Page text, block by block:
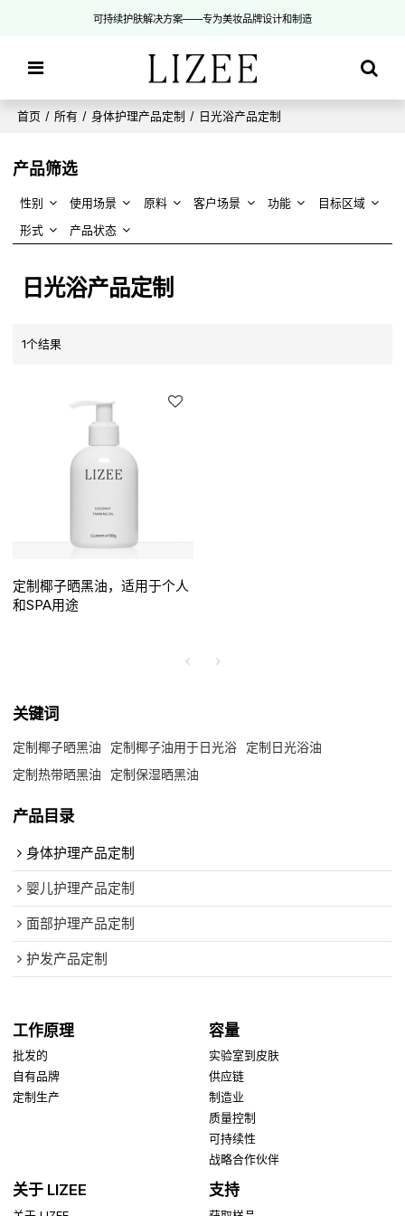
可持续护肤解决方案——专为美妆品牌设计和制造
首页 / 所有 / 身体护理产品定制 / 日光浴产品定制
产品筛选
性别 使用场景 原料 客户场景 功能
目标区域
形式
产品状态
日光浴产品定制
1个结果
定制椰子晒黑油，适用于个人
和SPA用途
关键词
定制椰子晒黑油 定制椰子油用于日光浴
定制日光浴油
定制热带晒黑油
定制保湿晒黑油
产品目录
身体护理产品定制
婴儿护理产品定制
面部护理产品定制
护发产品定制
工作原理
批发的
自有品牌
定制生产
容量
实验室到皮肤
供应链
制造业
质量控制
可持续性
战略合作伙伴
关于 LIZEE 支持